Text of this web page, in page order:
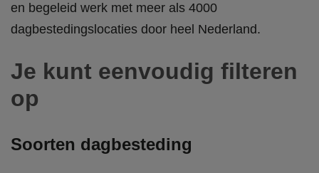
en begeleid werk met meer als 4000
dagbestedingslocaties door heel Nederland.
Je kunt eenvoudig filteren
op
Soorten dagbesteding